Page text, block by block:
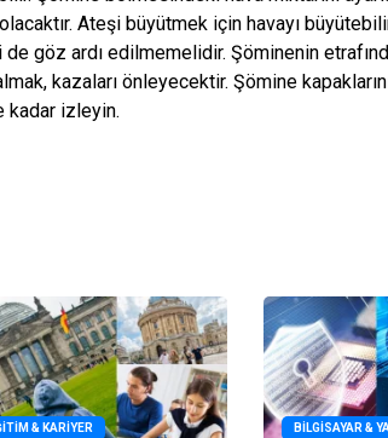
Ateşi büyütmek için havayı
göz ardı edilmemelidir. Şöminenin
kazaları önleyecektir. Şömine
kadar izleyin.
& KARIYER BILGISAYAR &